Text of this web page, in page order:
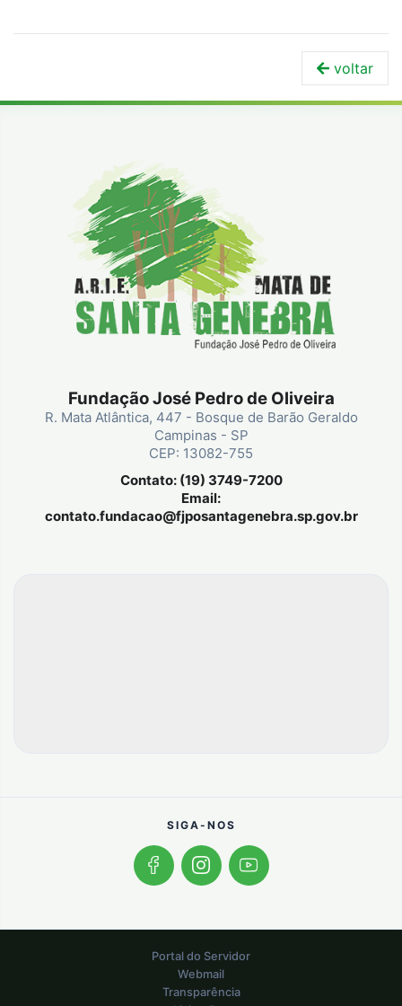
voltar
Fundação José Pedro de Oliveira
R. Mata Atlântica, 447 - Bosque de Barão Geraldo
Campinas - SP
CEP: 13082-755
Contato: (19) 3749-7200
Email:
contato.fundacao@fjposantagenebra.sp.gov.br
SIGA-NOS
Portal do Servidor
Webmail
Transparência